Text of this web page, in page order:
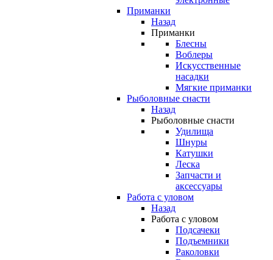
Приманки
Назад
Приманки
Блесны
Воблеры
Искусственные
насадки
Мягкие приманки
Рыболовные снасти
Назад
Рыболовные снасти
Удилища
Шнуры
Катушки
Леска
Запчасти и
аксессуары
Работа с уловом
Назад
Работа с уловом
Подсачеки
Подъемники
Раколовки